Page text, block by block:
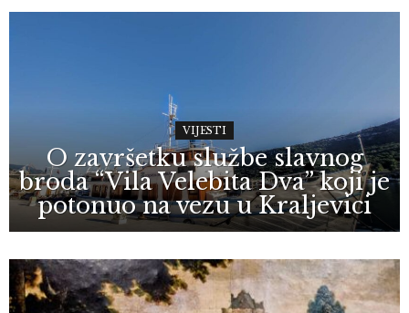
VIJESTI
O završetku službe slavnog
broda “Vila Velebita Dva” koji je
potonuo na vezu u Kraljevici